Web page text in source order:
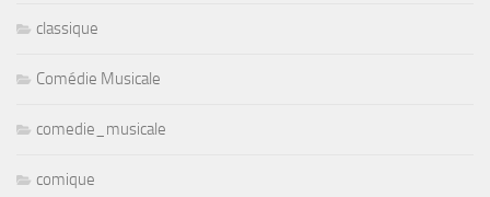
classique
Comédie Musicale
comedie_musicale
comique